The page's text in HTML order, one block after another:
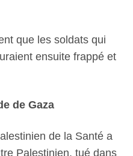
que les soldats qui
ensuite frappé et
de Gaza
de la Santé a
Palestinien, tué dans